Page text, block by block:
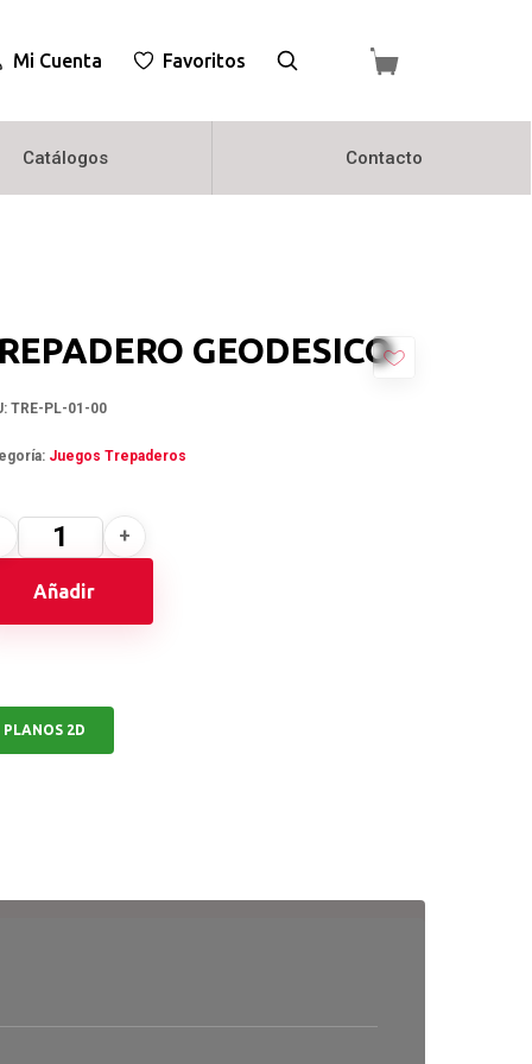
Mi Cuenta Favoritos
Catálogos Contacto
GEODESICO
TRE-PL-01-00
Juegos Trepaderos
Añadir
PLANOS 2D